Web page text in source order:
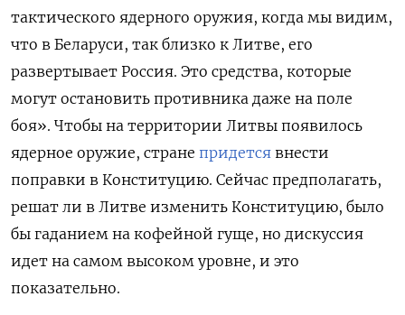
тактического ядерного оружия, когда мы видим,
что в Беларуси, так близко к Литве, его
развертывает Россия. Это средства, которые
могут остановить противника даже на поле
боя». Чтобы на территории Литвы появилось
ядерное оружие, стране придется внести
поправки в Конституцию. Сейчас предполагать,
решат ли в Литве изменить Конституцию, было
бы гаданием на кофейной гуще, но дискуссия
идет на самом высоком уровне, и это
показательно.